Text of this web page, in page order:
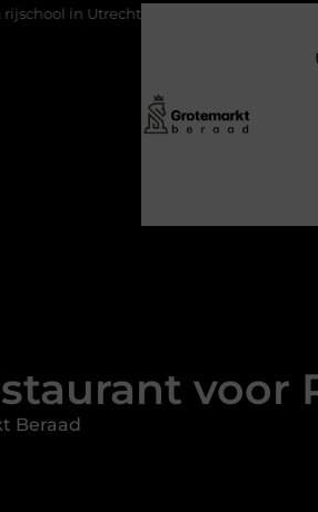
Duurzaamheid verweven in de
voor
Beraad